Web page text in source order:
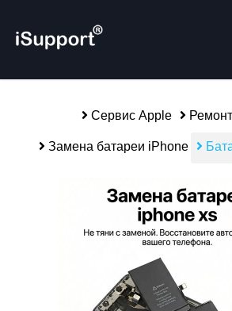
Сервис Apple
Замена батареи iPhone